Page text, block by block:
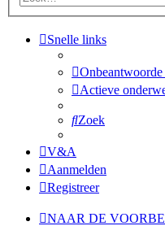
Snelle links
Actieve
Zoek
V&A
Aanmelden
Registreer
NAAR DE